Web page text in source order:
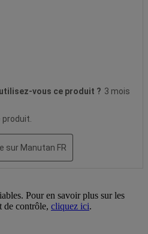
Pour en savoir plus sur les
de contrôle, cliquez ici.